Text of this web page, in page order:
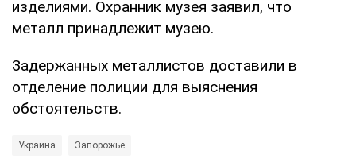
изделиями. Охранник музея заявил, что
металл принадлежит музею.
Задержанных металлистов доставили в
отделение полиции для выяснения
обстоятельств.
Украина Запорожье